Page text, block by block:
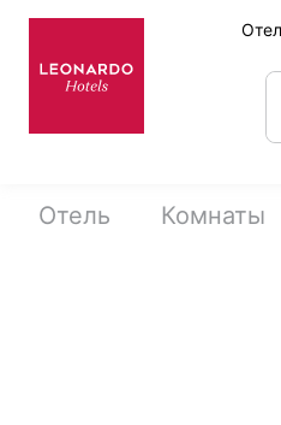
Отель Комнаты